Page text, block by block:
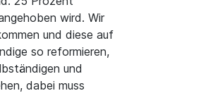
wird. Wir
und diese auf
so reformieren,
und
dabei muss